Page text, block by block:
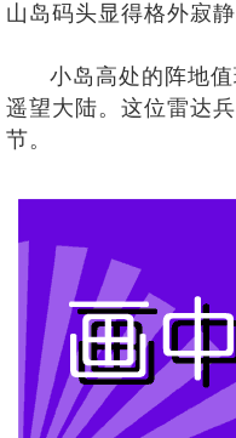
山岛码头显得格外寂静
小岛高处的阵地值
遥望大陆。这位雷达
节。